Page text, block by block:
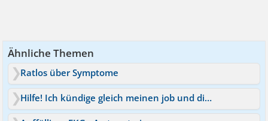
Ähnliche Themen
Ratlos über Symptome
Hilfe! Ich kündige gleich meinen job und die wissen noch nix